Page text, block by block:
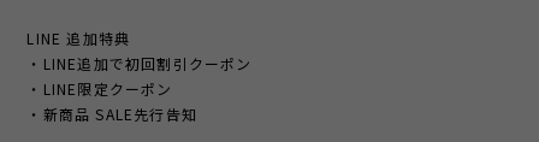
LINE 追加特典
・LINE追加で初回割引クーポン
・LINE限定クーポン
・新商品 SALE先行告知